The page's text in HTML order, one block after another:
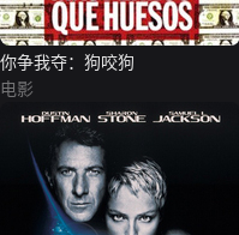
你争我夺：狗咬狗
电影